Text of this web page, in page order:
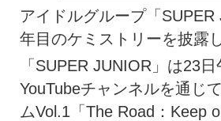
アイドルグループ「
年目のケミストリーを披露し
「SUPER JUNIOR」は23
YouTubeチャンネルを通じ
ムVol.1「The Road：Keep